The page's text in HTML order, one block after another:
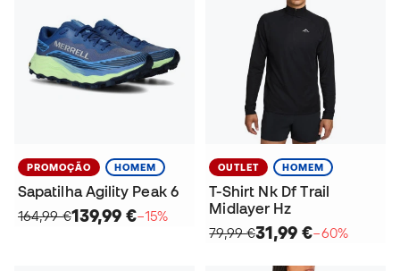
PROMOÇÃO HOMEM
Sapatilha Agility Peak 6
164,99 €139,99 €−15%
OUTLET HOMEM
T-Shirt Nk Df Trail
Midlayer Hz
79,99 €31,99 €−60%